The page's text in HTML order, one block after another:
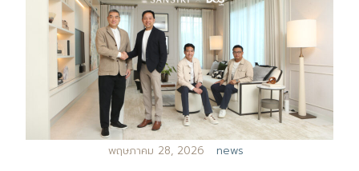
พฤษภาคม 28, 2026 news